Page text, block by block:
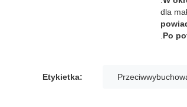
dla
Po
Etykietka: